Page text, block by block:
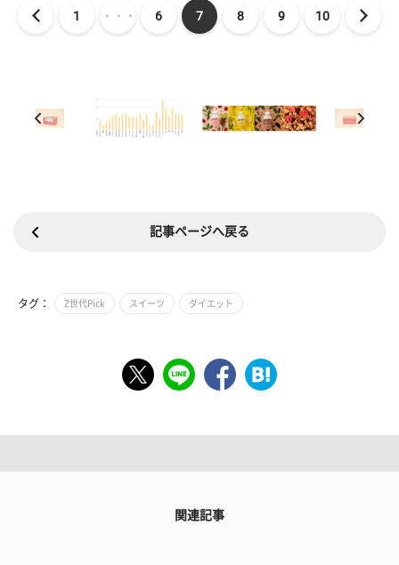
1 ・・・ 6 7 8 9 10
記事ページへ戻る
タグ： Z世代Pick スイーツ ダイエット
関連記事